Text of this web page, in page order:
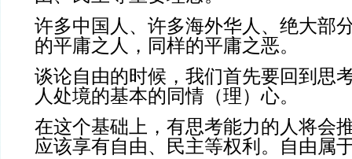
许多中国人、许多海外华人、绝大部
的平庸之人，同样的平庸之恶。
谈论自由的时候，我们首先要回到思
人处境的基本的同情（理）心。
在这个基础上，有思考能力的人将会
应该享有自由、民主等权利。自由属